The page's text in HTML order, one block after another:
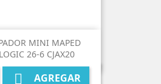
MINI MAPED
26-6 CJAX20
 AGREGAR